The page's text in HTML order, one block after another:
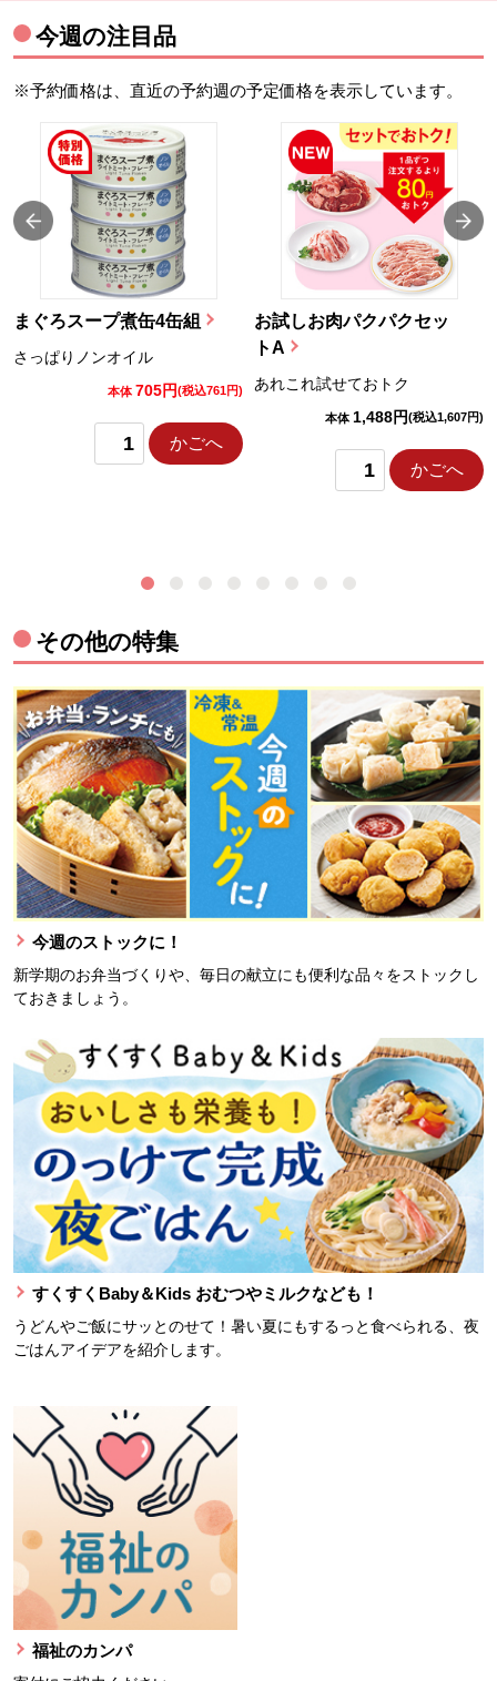
今週の注目品
※予約価格は、直近の予約週の予定価格を表示しています。
まぐろスープ煮缶4缶組
さっぱりノンオイル
本体 705円(税込761円)
かごへ
お試しお肉パクパクセッ
トA
あれこれ試せておトク
本体 1,488円(税込1,607円)
かごへ
その他の特集
今週のストックに！
新学期のお弁当づくりや、毎日の献立にも便利な品々をストックし
ておきましょう。
すくすくBaby＆Kids おむつやミルクなども！
うどんやご飯にサッとのせて！暑い夏にもするっと食べられる、夜
ごはんアイデアを紹介します。
福祉のカンパ